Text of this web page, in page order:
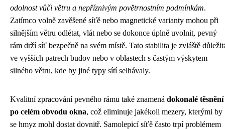
odolnost vůči větru a nepříznivým povětrnostním podmínkám.
Zatímco volně zavěšené síťě nebo magnetické varianty mohou při
silnějším větru odlétat, vlát nebo se dokonce úplně uvolnit, pevný
rám drží síť bezpečně na svém místě. Tato stabilita je zvláště
ve vyšších patrech budov nebo v oblastech s častým výskytem
silného větru, kde by jiné typy sítí selhávaly.
Kvalitní zpracování pevného rámu také znamená dokonalé těsnění
po celém obvodu okna, což eliminuje jakékoli mezery, kterými by
se hmyz mohl dostat dovnitř. Samolepicí síťě často trpí problémem